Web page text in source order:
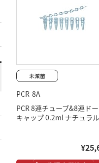
PCR-8A
PCR 8連チューブ&8連ド
キャップ 0.2ml ナチュラル